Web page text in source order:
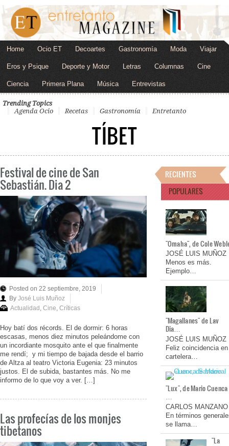
Home Ocio ET Decoartes Gastronomía Moda Viajar
Eros y Psique Deporte y Motor Letras Columnas Cine
Ciencia Primera Plana Música Entrevistas
Trending Topics
Agenda Ocio
Recetas Gastronomía Entretanto
TÍBET
Festival de cine de San
Sebastián. Dia 2
Posted on 22 septiembre, 2019
By José Luis Muñoz
Actualidad, Cine, Críticas
Hoy batí dos récords. El de dormir: 6 horas
escasas, menos diez minutos peleándome con
un incordiante mosquito ante el que finalmente
me rendí; y mi tiempo de bajada desde el barrio
de Altza al teatro Victoria Eugenia: 23 minutos
justos. El de subida, bastantes más. No me
informo de lo que voy a ver. […]
Las profecías de los monjes
tibetanos
RECIENTES
POPULARES
"Omaha", de Cole
JOSÉ LUIS MUÑOZ
Menos es más.
Ejemplo…
"Magallanes" de Lav
Dia…
JOSÉ LUIS MUÑOZ
Feliz coincidencia en
cartelera…
"Lux", de Mario Cuenca
…
CARLOS MANZANO
En términos
se llama…
"La